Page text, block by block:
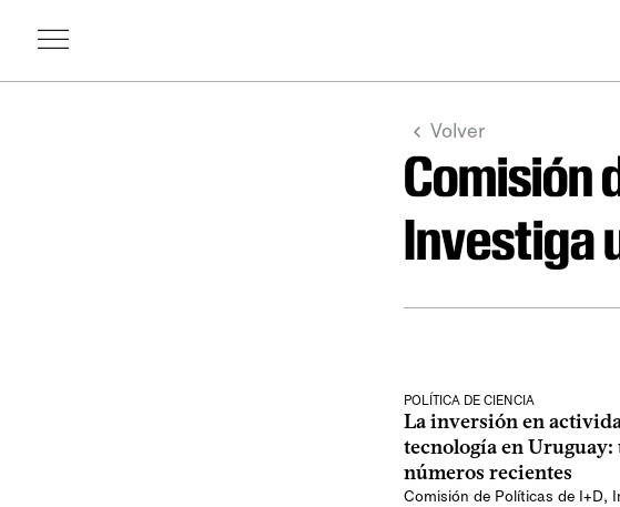
Volver
Comisión
Investiga
POLÍTICA DE CIENCIA
La inversión en
tecnología en Uruguay:
números recientes
Comisión de Políticas de I+D,